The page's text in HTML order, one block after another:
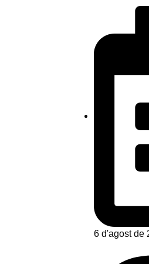
6 d'agost de